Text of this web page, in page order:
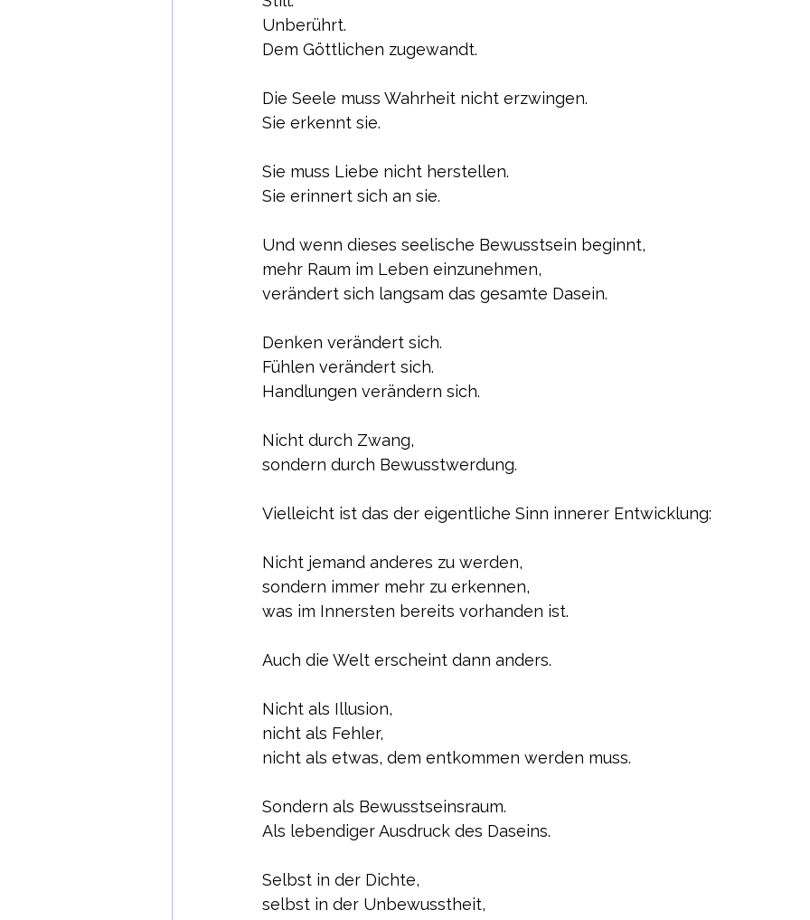
Unberührt.
Dem Göttlichen zugewandt.
Die Seele muss Wahrheit nicht erzwingen.
Sie erkennt sie.
Sie muss Liebe nicht herstellen.
Sie erinnert sich an sie.
Und wenn dieses seelische Bewusstsein beginnt,
mehr Raum im Leben einzunehmen,
verändert sich langsam das gesamte Dasein.
Denken verändert sich.
Fühlen verändert sich.
Handlungen verändern sich.
Nicht durch Zwang,
sondern durch Bewusstwerdung.
Vielleicht ist das der eigentliche Sinn innerer Entwicklung:
Nicht jemand anderes zu werden,
sondern immer mehr zu erkennen,
was im Innersten bereits vorhanden ist.
Auch die Welt erscheint dann anders.
Nicht als Illusion,
nicht als Fehler,
nicht als etwas, dem entkommen werden muss.
Sondern als Bewusstseinsraum.
Als lebendiger Ausdruck des Daseins.
Selbst in der Dichte,
selbst in der Unbewusstheit,